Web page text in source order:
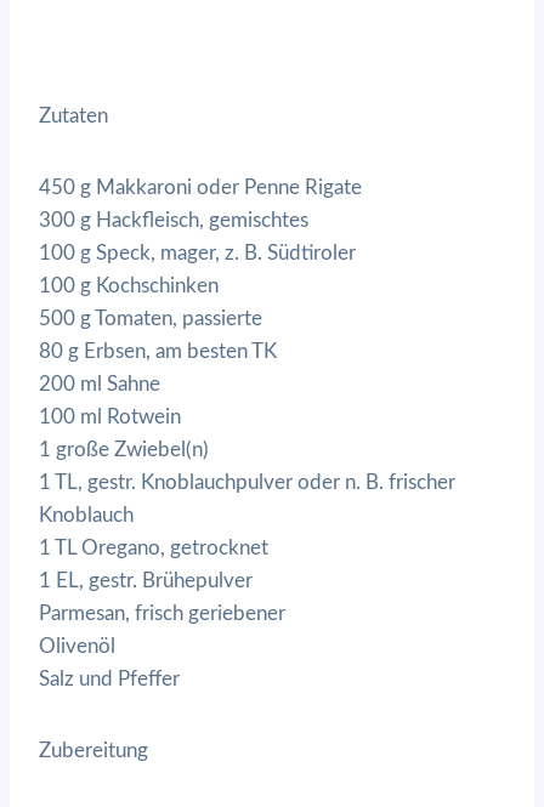
Zutaten
450 g Makkaroni oder Penne Rigate
300 g Hackfleisch, gemischtes
100 g Speck, mager, z. B. Südtiroler
100 g Kochschinken
500 g Tomaten, passierte
80 g Erbsen, am besten TK
200 ml Sahne
100 ml Rotwein
1 große Zwiebel(n)
1 TL, gestr. Knoblauchpulver oder n. B. frischer
Knoblauch
1 TL Oregano, getrocknet
1 EL, gestr. Brühepulver
Parmesan, frisch geriebener
Olivenöl
Salz und Pfeffer
Zubereitung